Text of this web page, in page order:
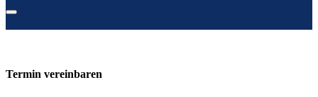
Termin vereinbaren